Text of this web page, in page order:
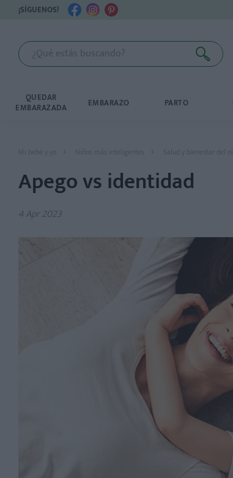
¡SÍGUENOS!
QUEDAR
EMBARAZADA EMBARAZO PARTO
Mi bebé y yo Niños más inteligentes Salud y bienestar del
Apego vs identidad
4 Apr 2023